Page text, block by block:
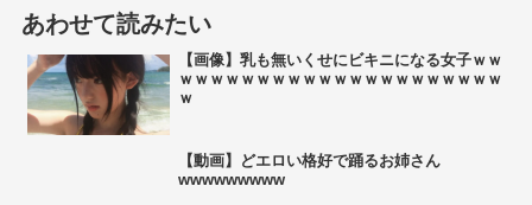
あわせて読みたい
【画像】乳も無いくせにビキニになる女子ｗｗ
ｗｗｗｗｗｗｗｗｗｗｗｗｗｗｗｗｗｗｗｗｗ
ｗ
【動画】どエロい格好で踊るお姉さん
wwwwwwwww